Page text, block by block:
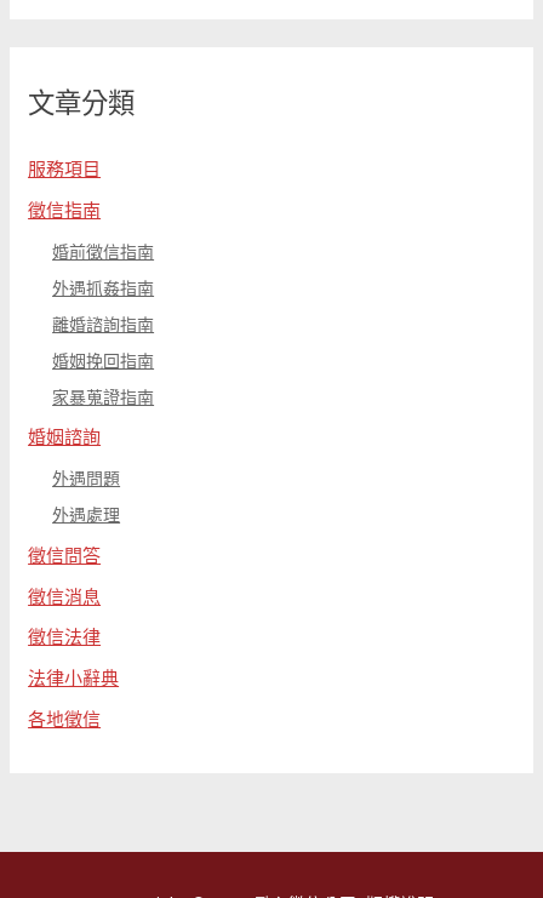
字
文章分類
服務項目
徵信指南
婚前徵信指南
外遇抓姦指南
離婚諮詢指南
婚姻挽回指南
家暴蒐證指南
婚姻諮詢
外遇問題
外遇處理
徵信問答
徵信消息
徵信法律
法律小辭典
各地徵信